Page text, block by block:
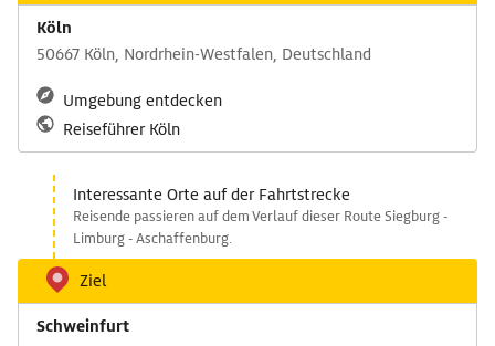
Köln
50667 Köln, Nordrhein-Westfalen, Deutschland
Umgebung entdecken
Reiseführer Köln
Interessante Orte auf der Fahrtstrecke
Reisende passieren auf dem Verlauf dieser Route Siegburg -
Limburg - Aschaffenburg.
Ziel
Schweinfurt